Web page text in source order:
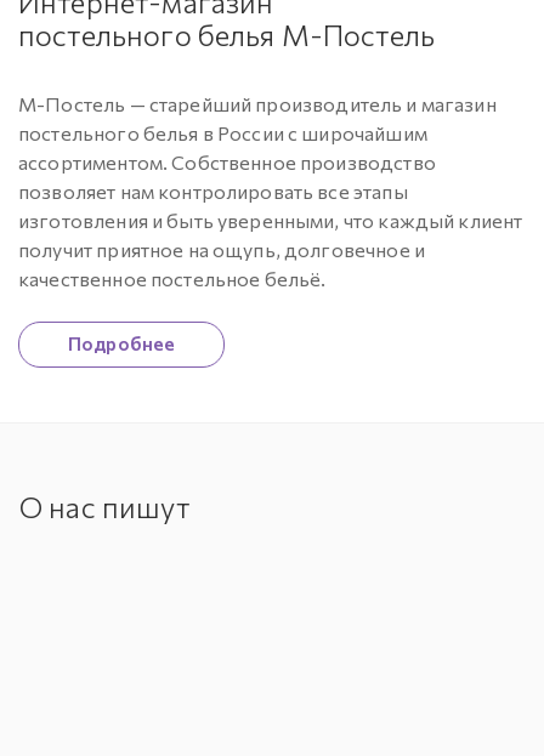
постельного белья М-Постель
М-Постель — старейший производитель и магазин
постельного белья в России с широчайшим
ассортиментом. Собственное производство
позволяет нам контролировать все этапы
изготовления и быть уверенными, что каждый клиент
получит приятное на ощупь, долговечное и
качественное постельное бельё.
Подробнее
О нас пишут